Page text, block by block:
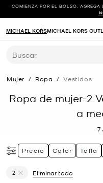
COMIENZA POR EL BOLSO. AGREGA
MICHAEL KORSMICHAEL KORS
Buscar
Mujer / Ropa / Vestidos
Ropa de mujer-2
a
7
Precio Color Talla
2
Eliminar todo